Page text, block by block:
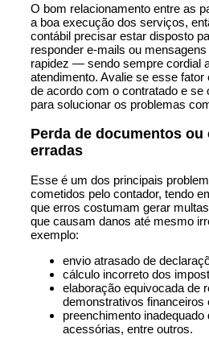
O bom relacionamento entre as
a boa execução dos serviços,
contábil precisar estar disposto
responder e-mails ou
rapidez — sendo sempre cordial
atendimento. Avalie se esse fator
de acordo com o contratado e se
para solucionar os problemas
Perda de documentos
erradas
Esse é um dos principais
cometidos pelo contador, tendo
que erros costumam gerar
que causam danos até mesmo
exemplo:
envio atrasado de
cálculo incorreto dos
elaboração equivocada de
demonstrativos financeiros
preenchimento inadequado
acessórias, entre outros.